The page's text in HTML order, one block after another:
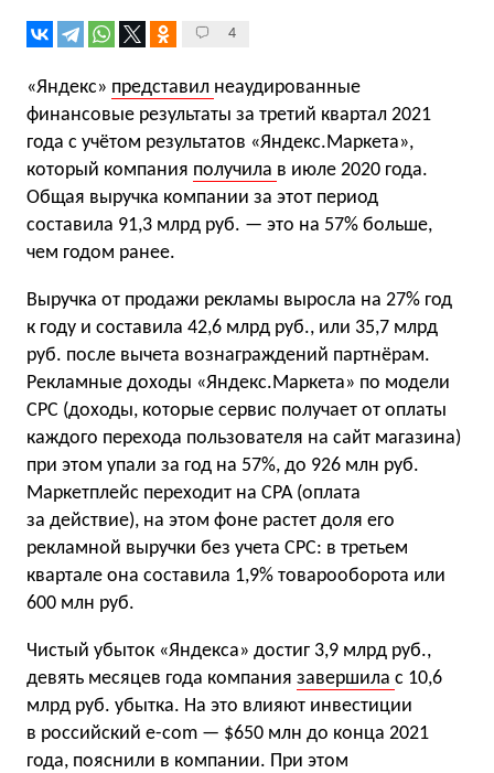
4
«Яндекс» представил неаудированные
финансовые результаты за третий квартал 2021
года с учётом результатов «Яндекс.Маркета»,
который компания получила в июле 2020 года.
Общая выручка компании за этот период
составила 91,3 млрд руб. — это на 57% больше,
чем годом ранее.
Выручка от продажи рекламы выросла на 27% год
к году и составила 42,6 млрд руб., или 35,7 млрд
руб. после вычета вознаграждений партнёрам.
Рекламные доходы «Яндекс.Маркета» по модели
CPC (доходы, которые сервис получает от оплаты
каждого перехода пользователя на сайт магазина)
при этом упали за год на 57%, до 926 млн руб.
Маркетплейс переходит на CPA (оплата
за действие), на этом фоне растет доля его
рекламной выручки без учета CPC: в третьем
квартале она составила 1,9% товарооборота или
600 млн руб.
Чистый убыток «Яндекса» достиг 3,9 млрд руб.,
девять месяцев года компания завершила с 10,6
млрд руб. убытка. На это влияют инвестиции
в российский e-com — $650 млн до конца 2021
года, пояснили в компании. При этом